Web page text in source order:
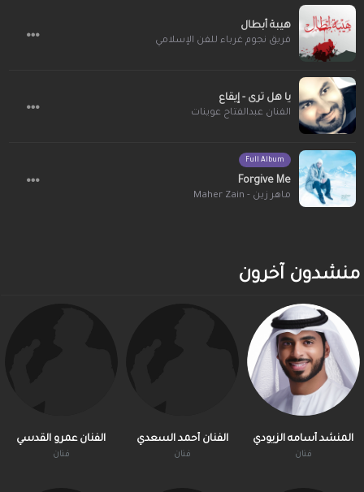
هيبة أبطال
فريق نجوم غرباء للفن الإسلامي
يا هل ترى - إيقاع
الفنان عبدالفتاح عوينات
Full Album
Forgive Me
ماهر زين - Maher Zain
منشدون آخرون
الفنان عمرو القدسي
فنان
الفنان أحمد السعدي
فنان
المنشد أسامه الزيودي
فنان